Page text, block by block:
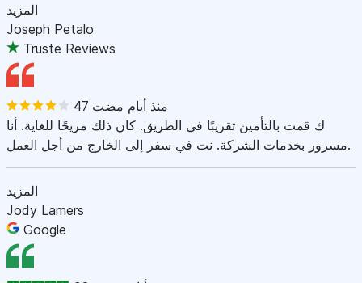
المزيد
Joseph Petalo
Truste Reviews
47 منذ أيام مضت
ك قمت بالتأمين تقريبًا في الطريق. كان ذلك مريحًا للغاية. أنا
مسرور بخدمات الشركة. نت في سفر إلى الخارج من أجل العمل.
المزيد
Jody Lamers
Google